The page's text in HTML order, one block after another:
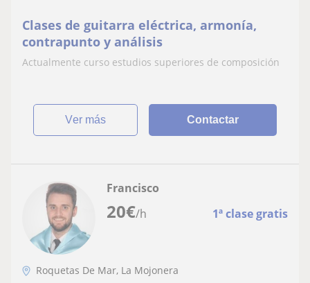
Clases de guitarra eléctrica, armonía,
contrapunto y análisis
Actualmente curso estudios superiores de composición
ver más Contactar
20€/h 1ª clase gratis
Francisco
Roquetas De Mar, La Mojonera